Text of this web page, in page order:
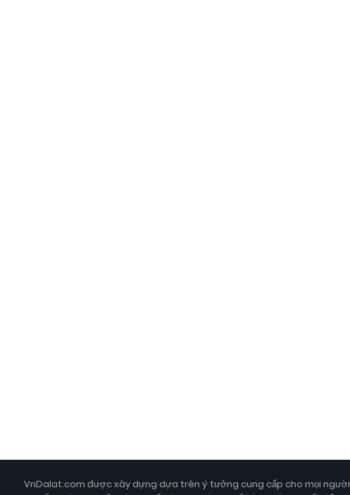
VnDalat.com được xây dựng dựa trên ý tưởng cung cấp cho mọi người